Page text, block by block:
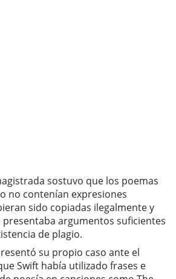
sostuvo que los poemas
no contenían expresiones
sido copiadas ilegalmente y
argumentos suficientes
de plagio.
su propio caso ante el
Swift había utilizado frases e